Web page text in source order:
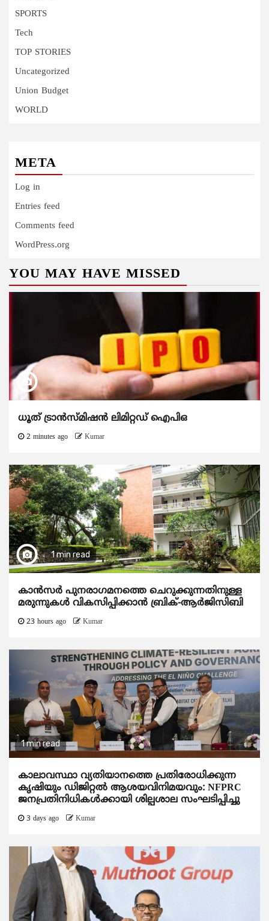
SPORTS
Tech
TOP STORIES
Uncategorized
Union Budget
WORLD
META
Log in
Entries feed
Comments feed
WordPress.org
YOU MAY HAVE MISSED
ധൂത് ട്രാൻസ്മിഷൻ ലിമിറ്റഡ് ഐപിഒ
2 minutes ago Kumar
1 min read
കാന്‍സര്‍ പുനരാഗമനത്തെ ചെറുക്കുന്നതിനുള്ള
മരുന്നുകള്‍ വികസിപ്പിക്കാന്‍ ബ്രിക്-ആര്‍ജിസിബി
23 hours ago Kumar
1 min read
കാലാവസ്ഥാ വ്യതിയാനത്തെ പ്രതിരോധിക്കുന്ന
കൃഷിയും ഡിജിറ്റൽ ആശയവിനിമയവും: NFPRC
ജനപ്രതിനിധികൾക്കായി ശില്പശാല സംഘടിപ്പിച്ചു
3 days ago Kumar